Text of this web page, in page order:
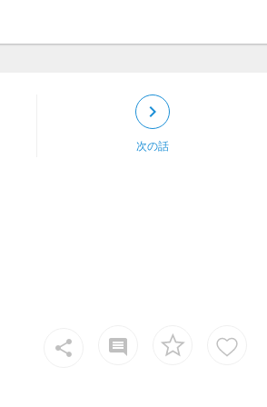
keyboard_arrow_right
次の話
share insert_comment